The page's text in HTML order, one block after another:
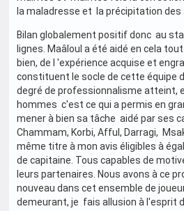
la maladresse et la précipitation des
Bilan globalement positif donc au
lignes. Maâloul a été aidé en cela
bien, de l 'expérience acquise et
constituent le socle de cette équipe
degré de professionnalisme atteint,
hommes c'est ce qui a permis en
mener à bien sa tâche aidé par ses
Chammam, Korbi, Afful, Darragi,
même titre à mon avis éligibles à
de capitaine. Tous capables de
leurs partenaires. Nous avons à ce
nouveau dans cet ensemble de
demeurant, je fais allusion à l'esprit